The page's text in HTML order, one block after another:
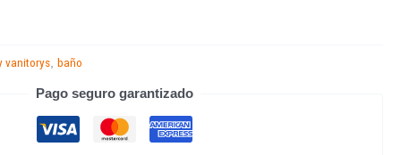
n
v
p
vanitorys ,baño
Pago seguro garantizado